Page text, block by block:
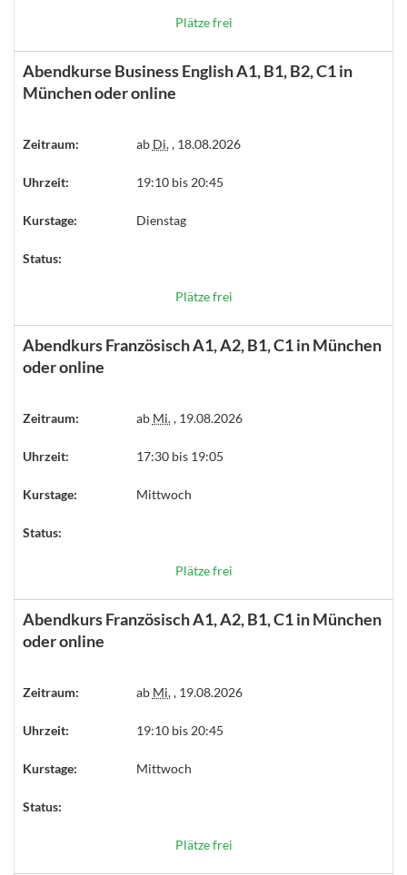
Plätze frei
Abendkurse Business English A1, B1, B2, C1 in
München oder online
Zeitraum: ab Di., 18.08.2026
Uhrzeit: 19:10 bis 20:45
Kurstage: Dienstag
Status:
Plätze frei
Abendkurs Französisch A1, A2, B1, C1 in München
oder online
Zeitraum: ab Mi., 19.08.2026
Uhrzeit: 17:30 bis 19:05
Kurstage: Mittwoch
Status:
Plätze frei
Abendkurs Französisch A1, A2, B1, C1 in München
oder online
Zeitraum: ab Mi., 19.08.2026
Uhrzeit: 19:10 bis 20:45
Kurstage: Mittwoch
Status:
Plätze frei